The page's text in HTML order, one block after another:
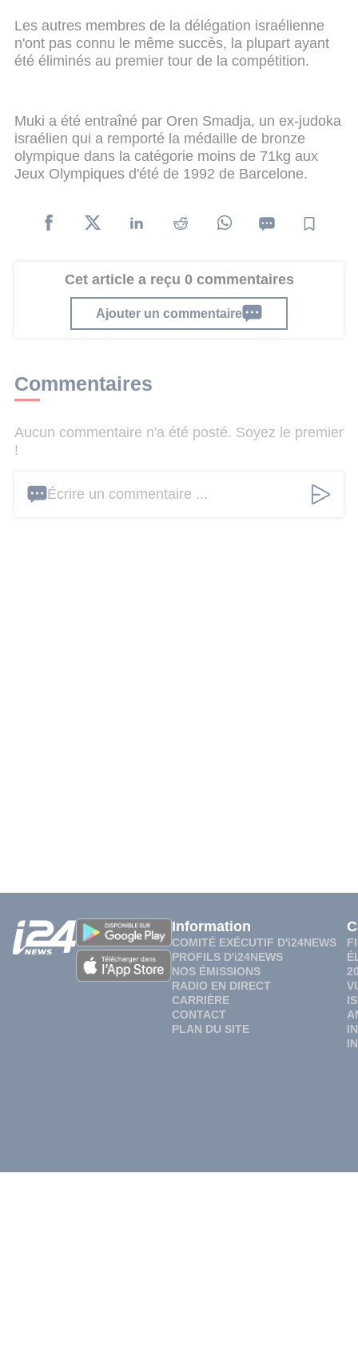
Les autres membres de la délégation israélienne
n'ont pas connu le même succès, la plupart ayant
été éliminés au premier tour de la compétition.
Muki a été entraîné par Oren Smadja, un ex-judoka
israélien qui a remporté la médaille de bronze
olympique dans la catégorie moins de 71kg aux
Jeux Olympiques d'été de 1992 de Barcelone.
Cet article a reçu 0 commentaires
Ajouter un commentaire
Commentaires
Aucun commentaire n'a été posté. Soyez le premier
!
Écrire un commentaire ...
Information
COMITÉ EXÉCUTIF D'i24NEWS
PROFILS D'i24NEWS
NOS ÉMISSIONS
RADIO EN DIRECT
CARRIÈRE
CONTACT
PLAN DU SITE